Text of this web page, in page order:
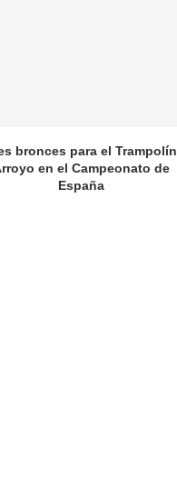
bronces para el Trampolín
en el Campeonato de
España